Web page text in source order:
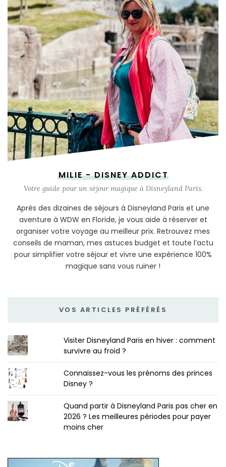
MILIE - DISNEY ADDICT
Votre guide pour un séjour magique à Disneyland Paris.
Après des dizaines de séjours à Disneyland Paris et une
aventure à WDW en Floride, je vous aide à réserver et
organiser votre voyage au meilleur prix. Retrouvez mes
conseils de maman, mes astuces budget et toute l’actu
pour simplifier votre séjour et vivre une expérience 100%
magique sans vous ruiner !
VOS ARTICLES PRÉFÉRÉS
Visiter Disneyland Paris en hiver : comment
survivre au froid ?
Connaissez-vous les prénoms des princes
Disney ?
Quand partir à Disneyland Paris pas cher en
2026 ? Les meilleures périodes pour payer
moins cher